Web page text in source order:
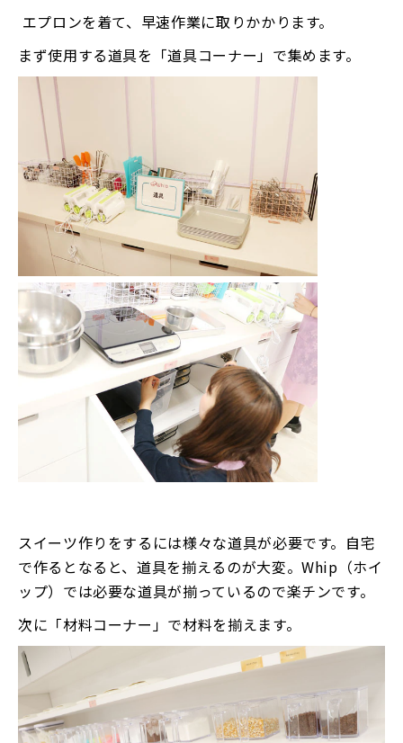
エプロンを着て、早速作業に取りかかります。
まず使用する道具を「道具コーナー」で集めます。
スイーツ作りをするには様々な道具が必要です。自宅
で作るとなると、道具を揃えるのが大変。Whip（ホイ
ップ）では必要な道具が揃っているので楽チンです。
次に「材料コーナー」で材料を揃えます。